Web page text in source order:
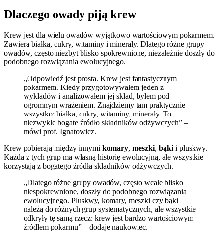
Dlaczego owady piją krew
Krew jest dla wielu owadów wyjątkowo wartościowym pokarmem.
Zawiera białka, cukry, witaminy i minerały. Dlatego różne grupy
owadów, często niezbyt blisko spokrewnione, niezależnie doszły do
podobnego rozwiązania ewolucyjnego.
„Odpowiedź jest prosta. Krew jest fantastycznym
pokarmem. Kiedy przygotowywałem jeden z
wykładów i analizowałem jej skład, byłem pod
ogromnym wrażeniem. Znajdziemy tam praktycznie
wszystko: białka, cukry, witaminy, minerały. To
niezwykle bogate źródło składników odżywczych” –
mówi prof. Ignatowicz.
Krew pobierają między innymi komary, meszki, bąki i pluskwy.
Każda z tych grup ma własną historię ewolucyjną, ale wszystkie
korzystają z bogatego źródła składników odżywczych.
„Dlatego różne grupy owadów, często wcale blisko
niespokrewnione, doszły do podobnego rozwiązania
ewolucyjnego. Pluskwy, komary, meszki czy bąki
należą do różnych grup systematycznych, ale wszystkie
odkryły tę samą rzecz: krew jest bardzo wartościowym
źródłem pokarmu” – dodaje naukowiec.